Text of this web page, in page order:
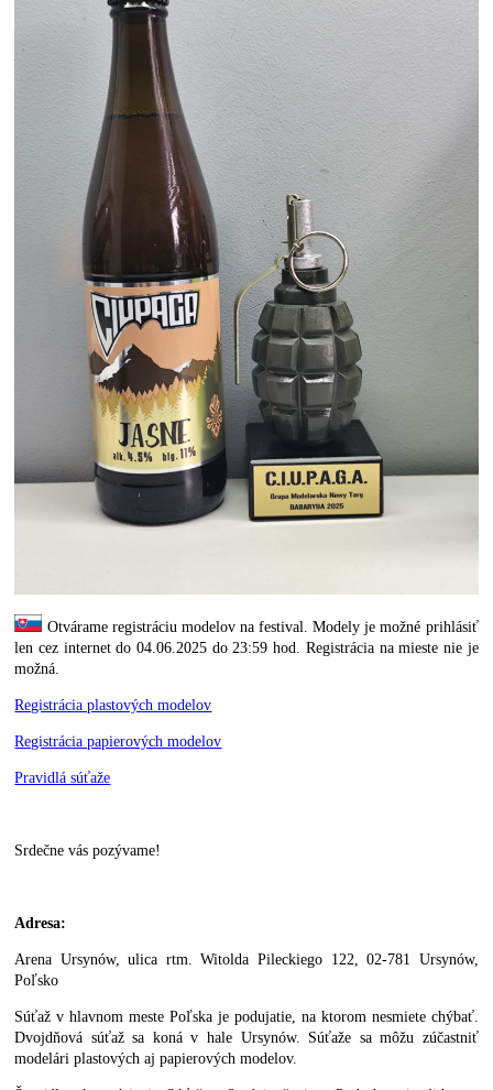
Otvárame registráciu modelov na festival.Modely je možné prihlásiť
len cez internet do 04.06.2025 do 23:59 hod. Registrácia na mieste nie je
možná.
Registrácia plastových modelov
Registrácia papierových modelov
Pravidlá súťaže
Srdečne vás pozývame!
Adresa:
Arena Ursynów,ulica rtm. Witolda Pileckiego 122, 02-781 Ursynów,
Poľsko
Súťaž v hlavnom meste Poľska je podujatie, na ktorom nesmiete chýbať.
Dvojdňová súťaž sa koná v hale Ursynów. Súťaže sa môžu zúčastniť
modelári plastových aj papierových modelov.